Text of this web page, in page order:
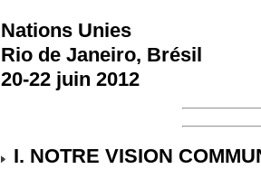
Nations Unies
Rio de Janeiro, Brésil
20-22 juin 2012
I. NOTRE VISION